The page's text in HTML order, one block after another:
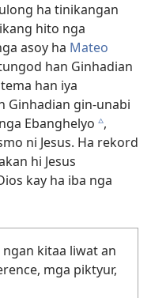
ha tinikangan
hito nga
asoy ha Mateo
han Ginhadian
han iya
Ginhadian gin-unabi
Ebanghelyo c,
ni Jesus. Ha rekord
hi Jesus
kay ha iba nga
ngan kitaa liwat an
mga piktyur,